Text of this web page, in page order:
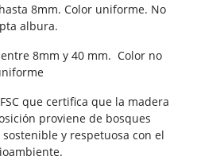
8mm. Color uniforme. No
albura.
8mm y 40 mm. Color no
que certifica que la madera
proviene de bosques
y respetuosa con el